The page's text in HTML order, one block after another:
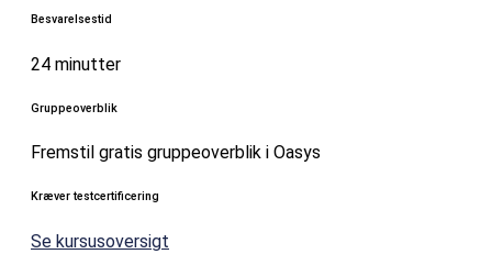
Besvarelsestid
24 minutter
Gruppeoverblik
Fremstil gratis gruppeoverblik i Oasys
Kræver testcertificering
Se kursusoversigt